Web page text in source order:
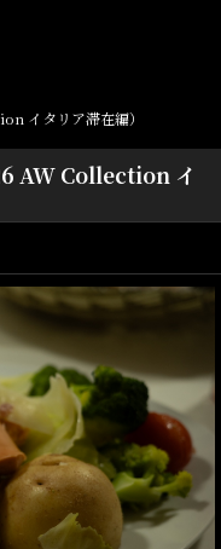
イタリア滞在編）
AW Collection イ